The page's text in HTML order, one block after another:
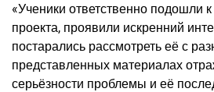
«Ученики ответственно подошли
проекта, проявили искренний
постарались рассмотреть её с
представленных материалах
серьёзности проблемы и её